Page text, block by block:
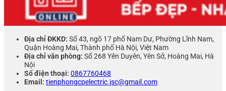
Địa chỉ ĐKKD: Số 43, ngõ 17 phố Nam Dư, Phường Lĩnh Nam,
Quận Hoàng Mai, Thành phố Hà Nội, Việt Nam
Địa chỉ văn phòng: Số 268 Yên Duyên, Yên Sở, Hoàng Mai, Hà
Nội
Số điện thoại: 0867760468
Email: tienphongcpelectric.jsc@gmail.com